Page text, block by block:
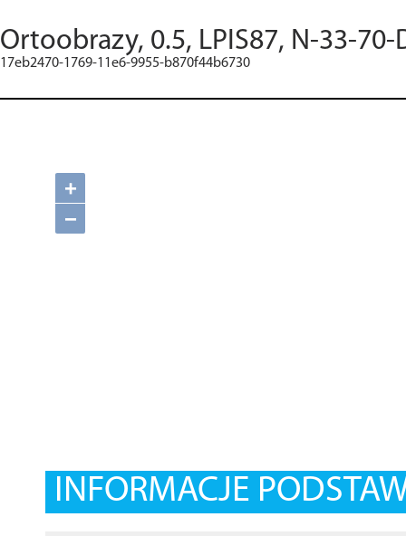
Ortoobrazy, 0.5, LPIS87, N-33-70-
17eb2470-1769-11e6-9955-b870f44b6730
+
−
INFORMACJE